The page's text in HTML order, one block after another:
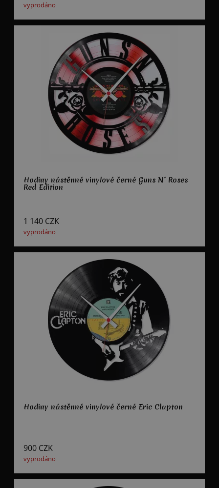
vyprodáno
Hodiny nástěnné vinylové černé Guns N´ Roses
Red Edition
vyprodáno
1 140 CZK
Hodiny nástěnné vinylové černé Eric Clapton
vyprodáno
900 CZK